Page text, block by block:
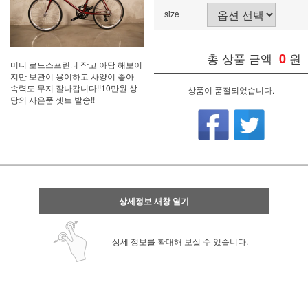
미니 로드스프린터 작고 아담 해보이
지만 보관이 용이하고 사양이 좋아
속력도 무지 잘나갑니다!!10만원 상
당의 사은품 셋트 발송!!
size
총 상품 금액 0 원
상품이 품절되었습니다.
상세정보 새창 열기
상세 정보를 확대해 보실 수 있습니다.